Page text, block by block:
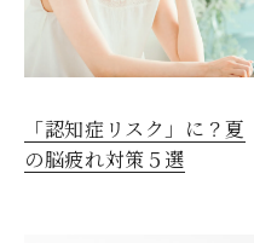
「認知症リスク」に？夏
の脳疲れ対策５選